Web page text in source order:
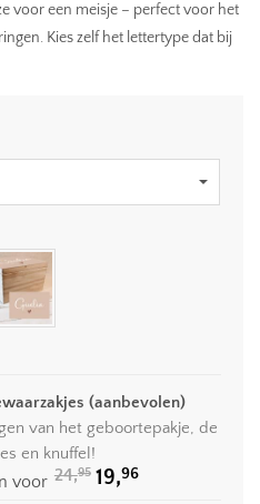
voor een meisje – perfect voor het
Kies zelf het lettertype dat bij
(aanbevolen)
van het geboortepakje, de
en knuffel!
voor 24,95 Oorspronkelijke
prijs
19,96Huidige